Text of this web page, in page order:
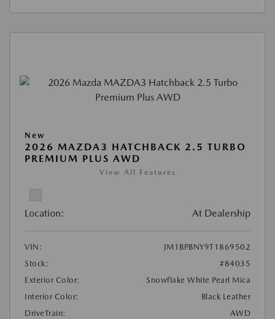
New
2026 MAZDA3 HATCHBACK 2.5 TURBO
PREMIUM PLUS AWD
View All Features
Location: At Dealership
VIN:
JM1BPBNY9T1869502
Stock:
#84035
Exterior Color:
Snowflake White Pearl Mica
Interior Color:
Black Leather
DriveTrain:
AWD